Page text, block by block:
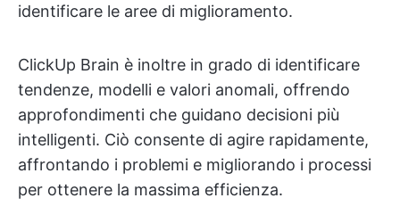
identificare le aree di miglioramento.
ClickUp Brain è inoltre in grado di identificare
tendenze, modelli e valori anomali, offrendo
approfondimenti che guidano decisioni più
intelligenti. Ciò consente di agire rapidamente,
affrontando i problemi e migliorando i processi
per ottenere la massima efficienza.